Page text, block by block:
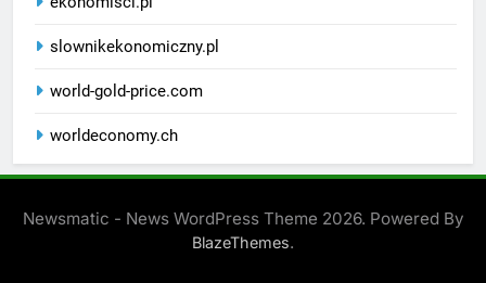
slownikekonomiczny.pl
world-gold-price.com
worldeconomy.ch
Newsmatic - News WordPress Theme 2026. Powered By
BlazeThemes.